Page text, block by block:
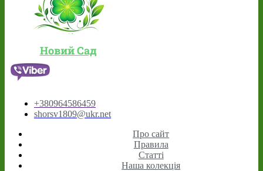
Новий Сад
+380964586459
shorsv1809@ukr.net
Про сайт
Правила
Статті
Наша колекція